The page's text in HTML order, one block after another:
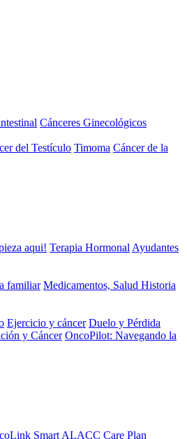
Cánceres Ginecológicos
del Testículo Timoma Cáncer de la
aqui! Terapia Hormonal Ayudantes
familiar Medicamentos, Salud Historia
Ejercicio y cáncer Duelo y Pérdida
y Cáncer OncoPilot: Navegando la
Smart ALACC Care Plan